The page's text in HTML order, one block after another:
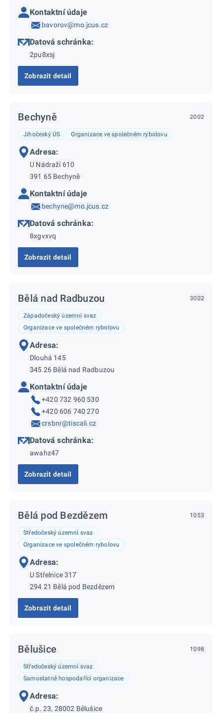
Kontaktní údaje
bavorov@mo.jcus.cz
Datová schránka:
2pu8xsj
Zobrazit detail
Bechyně 2002
Jihočeský ÚS Organizace ve společném rybolovu
Adresa:
U Nádraží 610
391 65 Bechyně
Kontaktní údaje
bechyne@mo.jcus.cz
Datová schránka:
8xgvxvq
Zobrazit detail
Bělá nad Radbuzou 3002
Západočeský územní svaz
Organizace ve společném rybolovu
Adresa:
Dlouhá 145
345 26 Bělá nad Radbuzou
Kontaktní údaje
+420 732 960 530
+420 606 740 270
crsbnr@tiscali.cz
Datová schránka:
awahz47
Zobrazit detail
Bělá pod Bezdězem 1053
Středočeský územní svaz
Organizace ve společném rybolovu
Adresa:
U Střelnice 317
294 21 Bělá pod Bezdězem
Zobrazit detail
Bělušice 1098
Středočeský územní svaz
Samostatně hospodařící organizace
Adresa:
č.p. 23, 28002 Bělušice